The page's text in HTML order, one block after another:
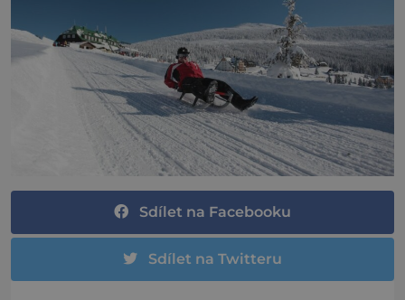
Sdílet na Facebooku
Sdílet na Twitteru